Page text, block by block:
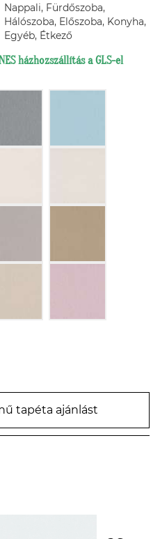
Nappali, Fürdőszoba,
Hálószoba, Előszoba, Konyha,
Egyéb, Étkező
házhozszállítás a GLS-el
tapéta ajánlást